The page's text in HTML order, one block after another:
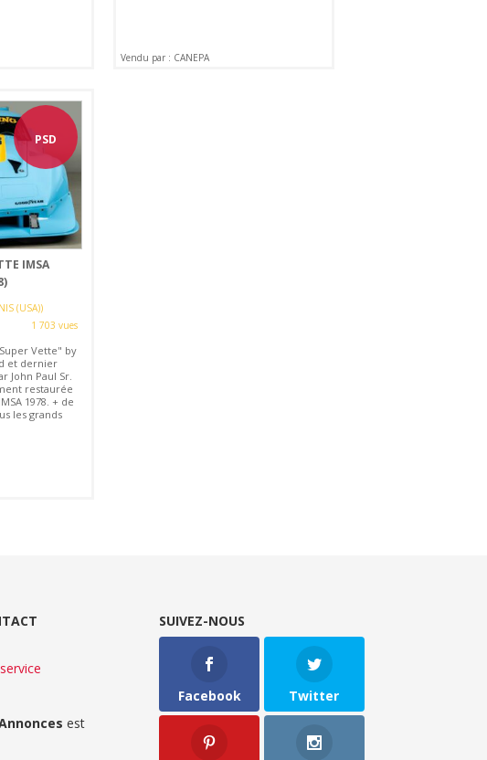
Vendu par : CANEPA
PSD
IMSA
(USA))
1 703 vues
Vette" by
et dernier
John Paul Sr.
restaurée
1978. + de
les grands
est
SUIVEZ-NOUS
Facebook Twitter